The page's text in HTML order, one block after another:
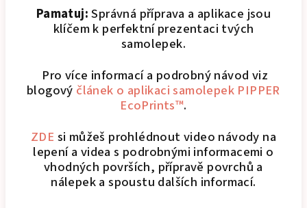
Pamatuj:Správná příprava a aplikace jsou
klíčem k perfektní prezentaci tvých
samolepek.
Pro více informací a podrobný návod viz
blogový článek o aplikaci samolepek PIPPER
EcoPrints™.
ZDE si můžeš prohlédnout video návody na
lepení a videa s podrobnými informacemi o
vhodných površích, přípravě povrchů a
nálepek a spoustu dalších informací.